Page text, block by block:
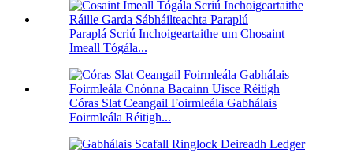
Paraplá Scriú Inchoigeartaithe um Chosaint
Imeall Tógála...
Córas Slat Ceangail Foirmleála Gabhálais
Foirmleála Réitigh...